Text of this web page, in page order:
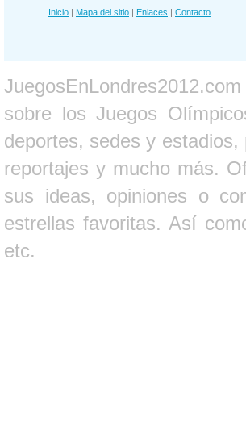
Inicio | Mapa del sitio | Enlaces | Contacto
sobre los Juegos
deportes, sedes y
reportajes y mucho más.
sus ideas, opiniones o
estrellas favoritas. Así
etc.